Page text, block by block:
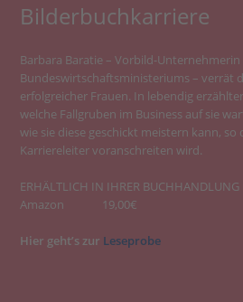
Bilderbuchkarriere
Barbara Baratie – Vorbild-Unternehmerin
Bundeswirtschaftsministeriums – verrät
erfolgreicher Frauen. In lebendig
welche Fallgruben im Business auf sie
wie sie diese geschickt meistern kann, so
Karriereleiter voranschreiten wird.
ERHÄLTLICH IN IHRER
Amazon 19,00€
Hier geht’s zur Leseprobe